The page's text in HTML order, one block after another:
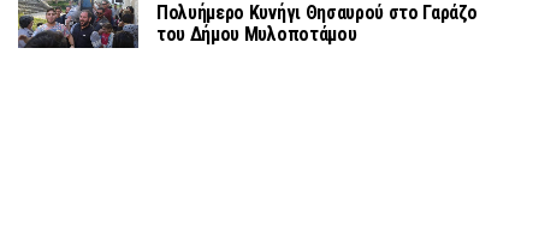
Πολυήμερο Κυνήγι Θησαυρού στο Γαράζο
του Δήμου Μυλοποτάμου